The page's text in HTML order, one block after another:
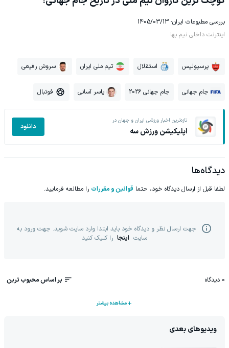
بررسی مطبوعات ایران- 1405/03/13
اینترنت داخلی نیم بها
پرسپولیس استقلال تیم ملی ایران سروش رفیعی
جام جهانی جام جهانی 2026 یاسر آسانی فوتبال
تازه‌ترین اخبار ورزشی ایران و جهان در
اپلیکیشن ورزش سه دانلود
دیدگاه‌ها
لطفا قبل از ارسال دیدگاه خود، حتما قوانین و مقررات را مطالعه فرمایید.
جهت ارسال نظر و دیدگاه خود باید ابتدا وارد سایت شوید. جهت ورود به
سایت اینجا را کلیک کنید
0 دیدگاه بر اساس محبوب ترین
مشاهده بیشتر
ویدیوهای بعدی